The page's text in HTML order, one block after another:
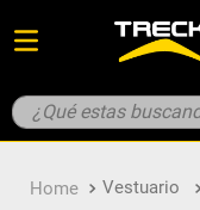
¿Qué estas
Vestuario